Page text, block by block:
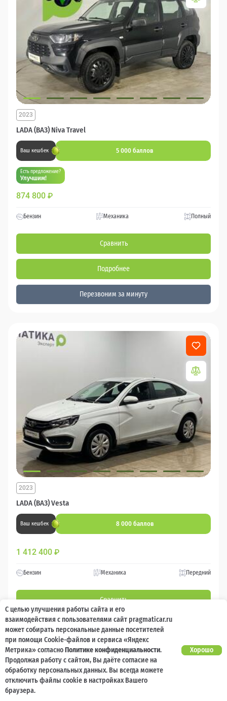
LADA (ВАЗ) Niva Travel
2023
Ваш кешбек 5 000 баллов
Есть предложение?
Улучшим!
874 800 ₽
Бензин Механика Полный
Сравнить
Подробнее
Перезвоним за минуту
LADA (ВАЗ) Vesta
2023
Ваш кешбек 8 000 баллов
1 412 400 ₽
Бензин Механика Передний
Сравнить
Подробнее
Перезвоним за минуту
С целью улучшения работы сайта и его
взаимодействия с пользователями сайт pragmaticar.ru
может собирать персональные данные посетителей
при помощи Cookie-файлов и сервиса «Яндекс
Метрика» согласноПолитике конфиденциальности.
Продолжая работу с сайтом, Вы даёте согласие на
обработку персональных данных. Вы всегда можете
отключить файлы cookie в настройках Вашего
браузера.
Хорошо